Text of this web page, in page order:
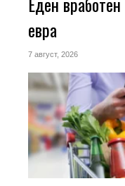
евра
7 август, 2026